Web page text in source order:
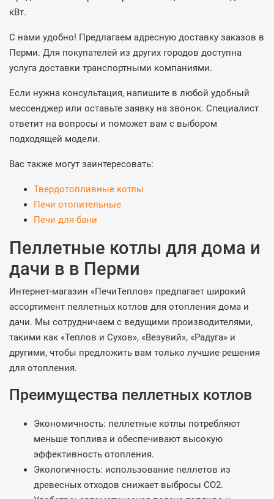
кВт.
С нами удобно! Предлагаем адресную доставку заказов в
Перми. Для покупателей из других городов доступна
услуга доставки транспортными компаниями.
Если нужна консультация, напишите в любой удобный
мессенджер или оставьте заявку на звонок. Специалист
ответит на вопросы и поможет вам с выбором
подходящей модели.
Вас также могут заинтересовать:
Твердотопливные котлы
Печи отопительные
Печи для бани
Пеллетные котлы для дома и
дачи в в Перми
Интернет-магазин «ПечиТеплов» предлагает широкий
ассортимент пеллетных котлов для отопления дома и
дачи. Мы сотрудничаем с ведущими производителями,
такими как «Теплов и Сухов», «Везувий», «Радуга» и
другими, чтобы предложить вам только лучшие решения
для отопления.
Преимущества пеллетных котлов
Экономичность: пеллетные котлы потребляют
меньше топлива и обеспечивают высокую
эффективность отопления.
Экологичность: использование пеллетов из
древесных отходов снижает выбросы CO2.